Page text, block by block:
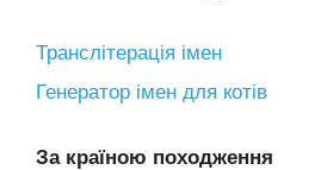
Транслітерація імен
Генератор імен для котів
За країною походження